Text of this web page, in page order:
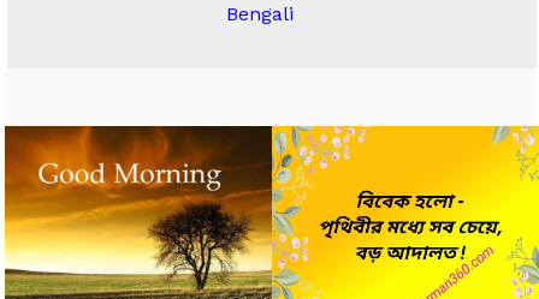
Bengali